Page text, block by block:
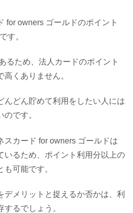
for owners ゴールドのポイント
す。
るため、法人カードのポイント
くありません。
んどん貯めて利用をしたい人には
です。
スカード for owners ゴールドは
いるため、ポイント利用分以上の
も可能です。
デメリットと捉えるか否かは、利
るでしょう。